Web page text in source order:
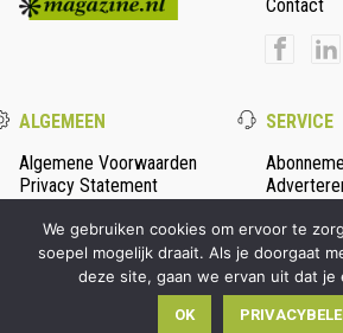
Contact
ALGEMEEN
Algemene Voorwaarden
Privacy Statement
SERVICE
© 2026 Persmanager - alle rechten
doorWooms
We gebruiken cookies om ervoor te
soepel mogelijk draait. Als je doorgaat
deze site, gaan we ervan uit dat je
OK